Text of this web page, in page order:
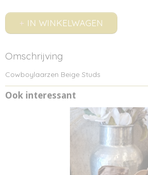
IN WINKELWAGEN
Omschrijving
Cowboylaarzen Beige Studs
Ook interessant